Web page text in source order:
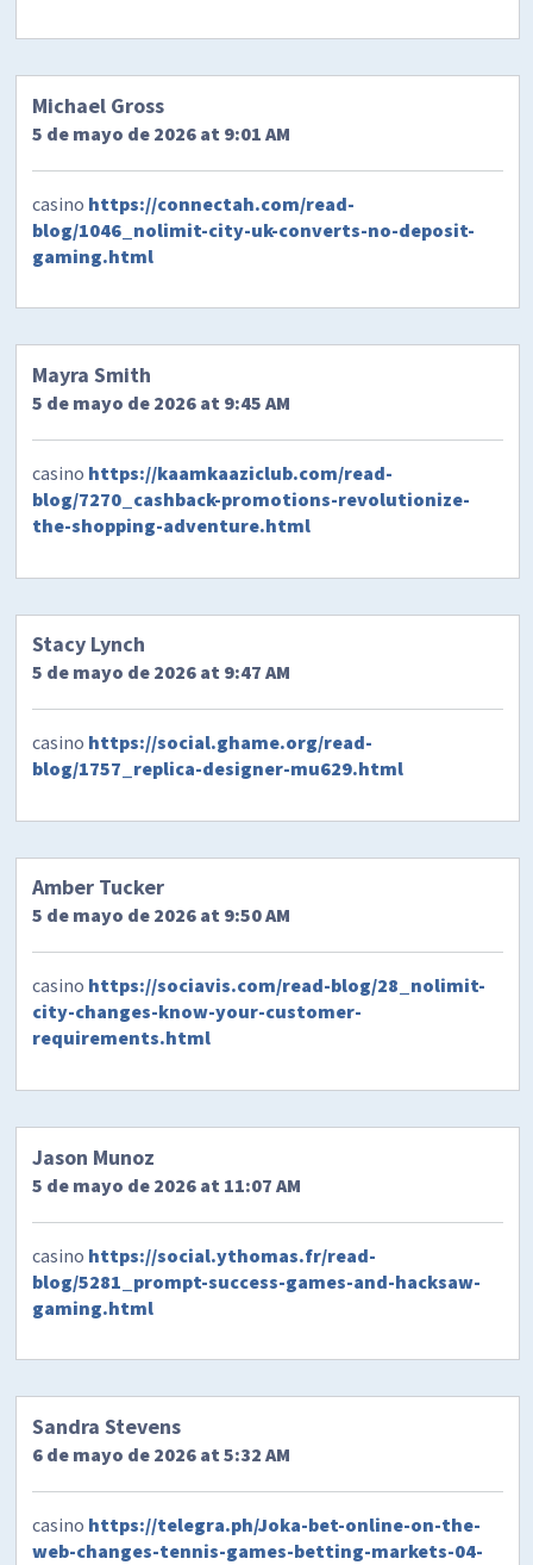
Michael Gross
5 de mayo de 2026 at 9:01 AM
casino https://connectah.com/read-
blog/1046_nolimit-city-uk-converts-no-deposit-
gaming.html
Mayra Smith
5 de mayo de 2026 at 9:45 AM
casino https://kaamkaaziclub.com/read-
blog/7270_cashback-promotions-revolutionize-
the-shopping-adventure.html
Stacy Lynch
5 de mayo de 2026 at 9:47 AM
casino https://social.ghame.org/read-
blog/1757_replica-designer-mu629.html
Amber Tucker
5 de mayo de 2026 at 9:50 AM
casino https://sociavis.com/read-blog/28_nolimit-
city-changes-know-your-customer-
requirements.html
Jason Munoz
5 de mayo de 2026 at 11:07 AM
casino https://social.ythomas.fr/read-
blog/5281_prompt-success-games-and-hacksaw-
gaming.html
Sandra Stevens
6 de mayo de 2026 at 5:32 AM
casino https://telegra.ph/Joka-bet-online-on-the-
web-changes-tennis-games-betting-markets-04-